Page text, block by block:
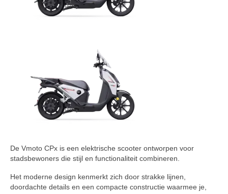
De Vmoto CPx is een elektrische scooter ontworpen voor
stadsbewoners die stijl en functionaliteit combineren.
Het moderne design kenmerkt zich door strakke lijnen,
doordachte details en een compacte constructie waarmee je,